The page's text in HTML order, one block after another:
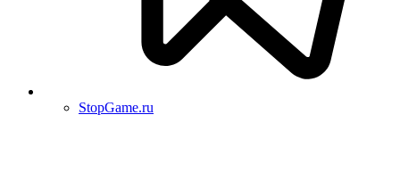
StopGame.ru